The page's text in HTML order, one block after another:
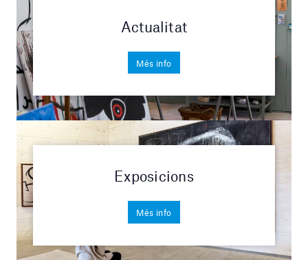
Actualitat
Més info
Exposicions
Més info